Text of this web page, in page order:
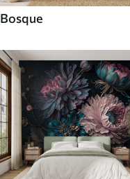
Bosque